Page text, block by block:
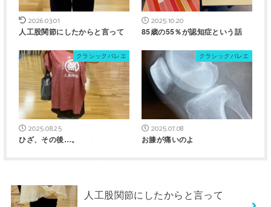
2026.03.01
人工股関節にしたからと言って
2025.10.20
85歳の55％が認知症という話
クラシックバレエ
2025.08.25
ひざ、その後…。
クラシックバレエ
2025.07.08
お膝が痛いのよ
人工股関節にしたからと言って